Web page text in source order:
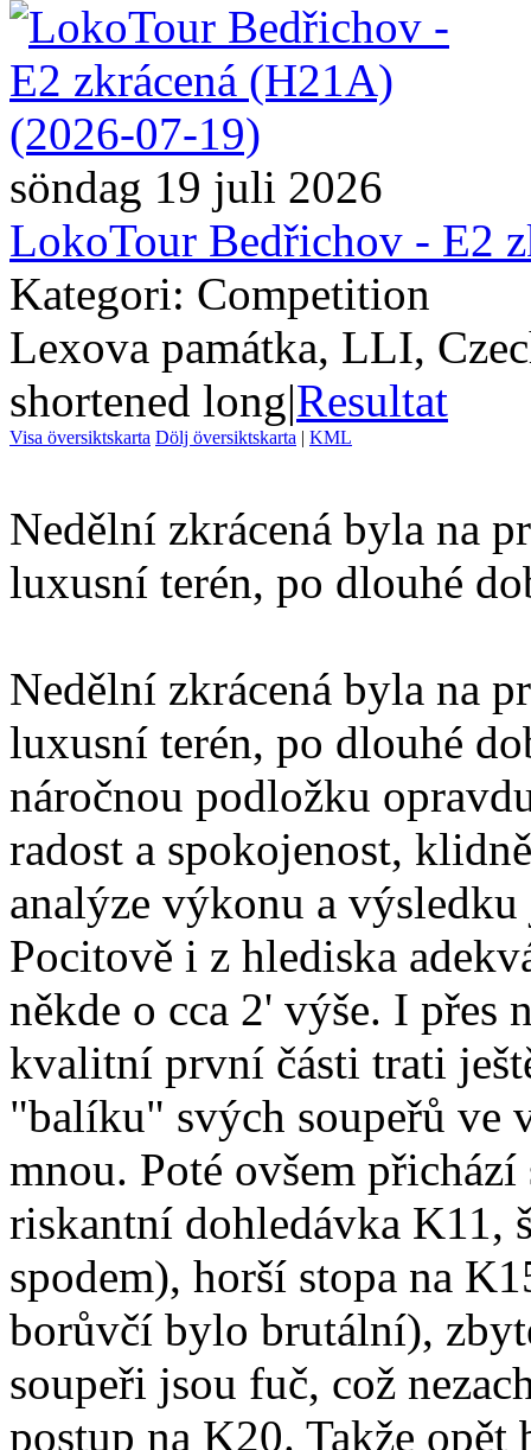
söndag 19 juli 2026
LokoTour Bedřichov - E2
Kategori: Competition
Lexova památka, LLI,
shortened long|Resultat
Visa översiktskarta Dölj översiktskarta | KML
Nedělní zkrácená byla na
luxusní terén, po dlouhé
Nedělní zkrácená byla na
luxusní terén, po dlouhé
náročnou podložku
radost a spokojenost,
analýze výkonu a
Pocitově i z hlediska
někde o cca 2' výše. I přes
kvalitní první části trati
"balíku" svých soupeřů ve
mnou. Poté ovšem
riskantní dohledávka K11,
spodem), horší stopa na
borůvčí bylo brutální),
soupeři jsou fuč, což
postup na K20. Takže opět